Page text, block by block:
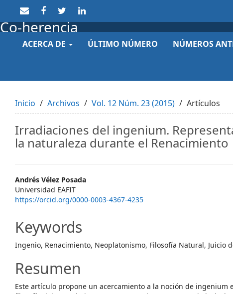
to
page
content
Content
Co-herencia
ACERCA DE ÚLTIMO NÚMERO NÚMEROS
Inicio Archivos Vol. 12 Núm. 23 (2015) Artículos
Irradiaciones del ingenium.
la naturaleza durante el Renacimiento
Main
Article
Andrés Vélez Posada
Universidad EAFIT
https://orcid.org/0000-0003-4367-4235
Keywords
Ingenio, Renacimiento, Neoplatonismo, Filosofía Natural, Juicio
Resumen
Este artículo propone un acercamiento a la noción de ingenium